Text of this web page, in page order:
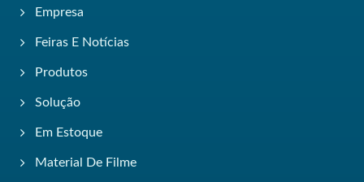
Empresa
Feiras E Notícias
Produtos
Solução
Em Estoque
Material De Filme